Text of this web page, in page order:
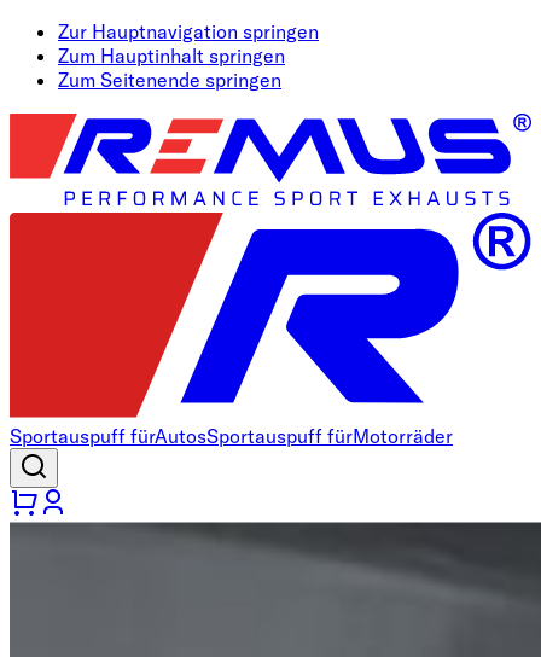
Zur Hauptnavigation springen
Zum Hauptinhalt springen
Zum Seitenende springen
Sportauspuff fürAutosSportauspuff fürMotorräder